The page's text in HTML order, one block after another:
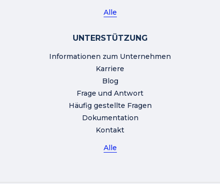
Alle
UNTERSTÜTZUNG
Informationen zum Unternehmen
Karriere
Blog
Frage und Antwort
Häufig gestellte Fragen
Dokumentation
Kontakt
Alle